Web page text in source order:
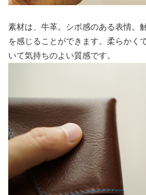
素材は、牛革。シボ感のある表情。
を感じることができます。柔らかく
いて気持ちのよい質感です。